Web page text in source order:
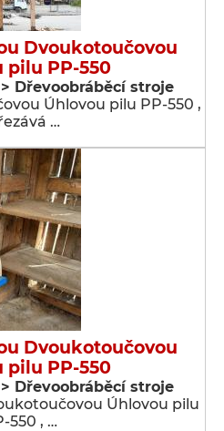
Dvoukotoučovou
pilu PP-550
Dřevoobráběcí stroje
Úhlovou pilu PP-550 ,
…
Dvoukotoučovou
pilu PP-550
Dřevoobráběcí stroje
Úhlovou pilu
550 , …